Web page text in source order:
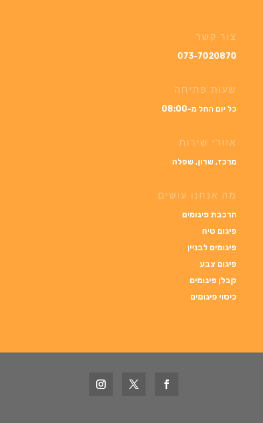
צור קשר
073-7020870
שעות פתיחה
כל יום החל מ-08:00
אזורי שירות
מרכז, שרון, שפלה
מה אנחנו עושים
הרכבת פיגומים
פיגום טיח
פיגומים לבניין
פיגום צבע
קבלן פיגומים
כיסוי פיגומים